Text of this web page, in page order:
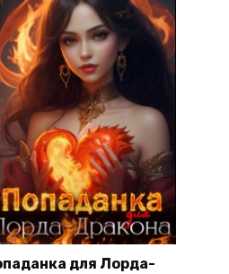
для Лорда-